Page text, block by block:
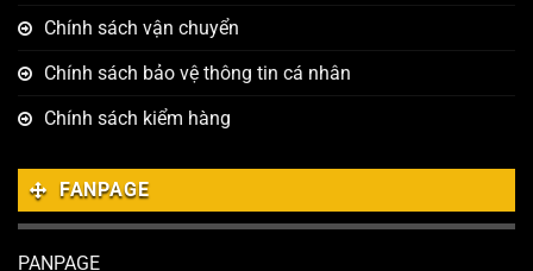
Chính sách vận chuyển
Chính sách bảo vệ thông tin cá nhân
Chính sách kiểm hàng
FANPAGE
PANPAGE